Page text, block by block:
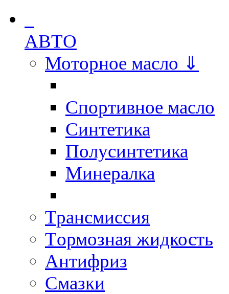
АВТО
Моторное масло ⇓
Спортивное масло
Синтетика
Полусинтетика
Минералка
Трансмиссия
Tормозная жидкость
Антифриз
Смазки